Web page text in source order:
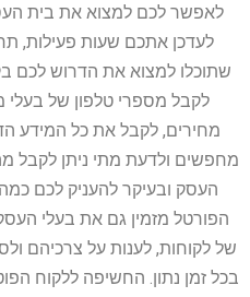
לאפשר לכם למצוא את בית
לעדכן אתכם שעות פעילות,
שתוכלו למצוא את הדרוש לכם
לקבל מספרי טלפון של בעלי
מחירים, לקבל את כל המידע
מחפשים ולדעת מתי ניתן לקבל
העסק ובעיקר להעניק לכם
הפורטל מזמין גם את בעלי
של לקוחות, לענות על צרכיהם
בכל זמן נתון. החשיפה ללקוח